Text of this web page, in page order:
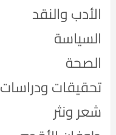
الأدب والنقد
السياسة
الصحة
تحقيقات ودراسات
شعر ونثر